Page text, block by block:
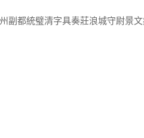
副都統璧清字具奏莊浪城守尉景